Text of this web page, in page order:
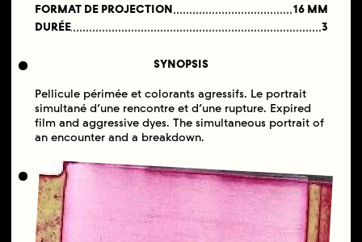
FORMAT DE PROJECTION
16 MM
DURÉE
3
SYNOPSIS
Pellicule périmée et colorants agressifs. Le portrait
simultané d’une rencontre et d’une rupture. Expired
film and aggressive dyes. The simultaneous portrait of
an encounter and a breakdown.